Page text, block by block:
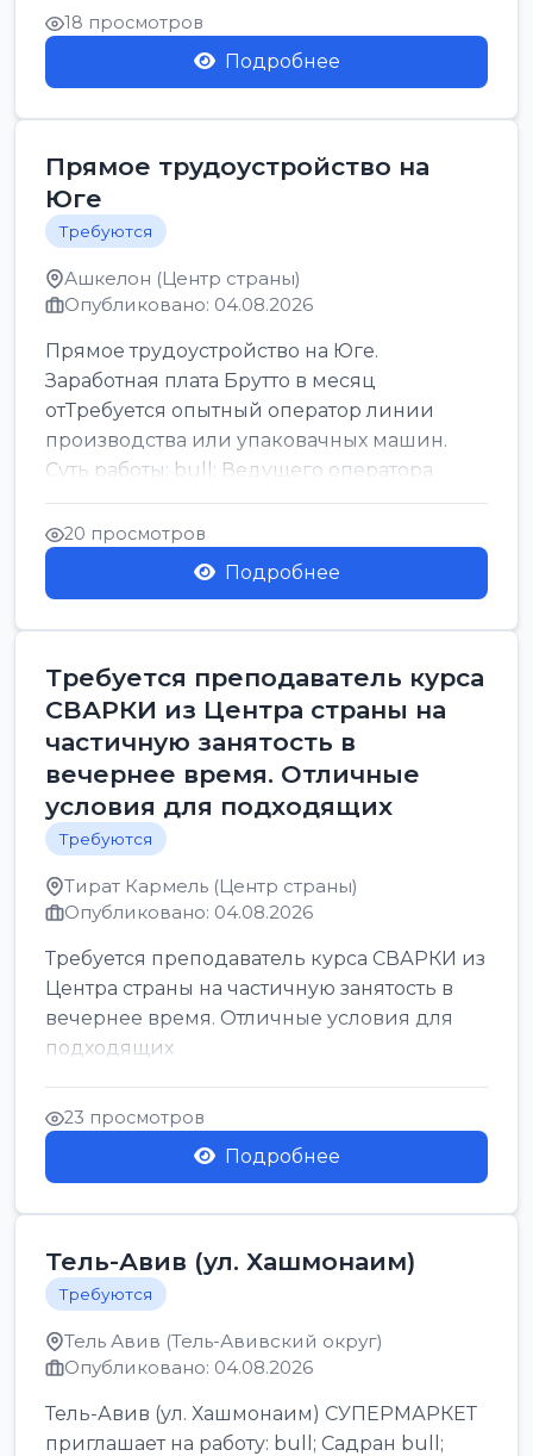
18 просмотров
Подробнее
Прямое трудоустройство на
Юге
Требуются
Ашкелон (Центр страны)
Опубликовано: 04.08.2026
Прямое трудоустройство на Юге.
Заработная плата Брутто в месяц
отТребуется опытный оператор линии
производства или упаковачных машин.
Суть работы: bull; Ведущего оператора
линии. Запуск, контроль и по...
20 просмотров
Подробнее
Требуется преподаватель курса
СВАРКИ из Центра страны на
частичную занятость в
вечернее время. Отличные
условия для подходящих
Требуются
Тират Кармель (Центр страны)
Опубликовано: 04.08.2026
Требуется преподаватель курса СВАРКИ из
Центра страны на частичную занятость в
вечернее время. Отличные условия для
подходящих
23 просмотров
Подробнее
Тель-Авив (ул. Хашмонаим)
Требуются
Тель Авив (Тель-Авивский округ)
Опубликовано: 04.08.2026
Тель-Авив (ул. Хашмонаим) СУПЕРМАРКЕТ
приглашает на работу: bull; Садран bull;